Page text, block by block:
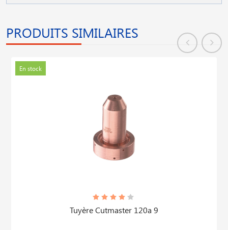
PRODUITS SIMILAIRES
En stock
Tuyère Cutmaster 120a 9